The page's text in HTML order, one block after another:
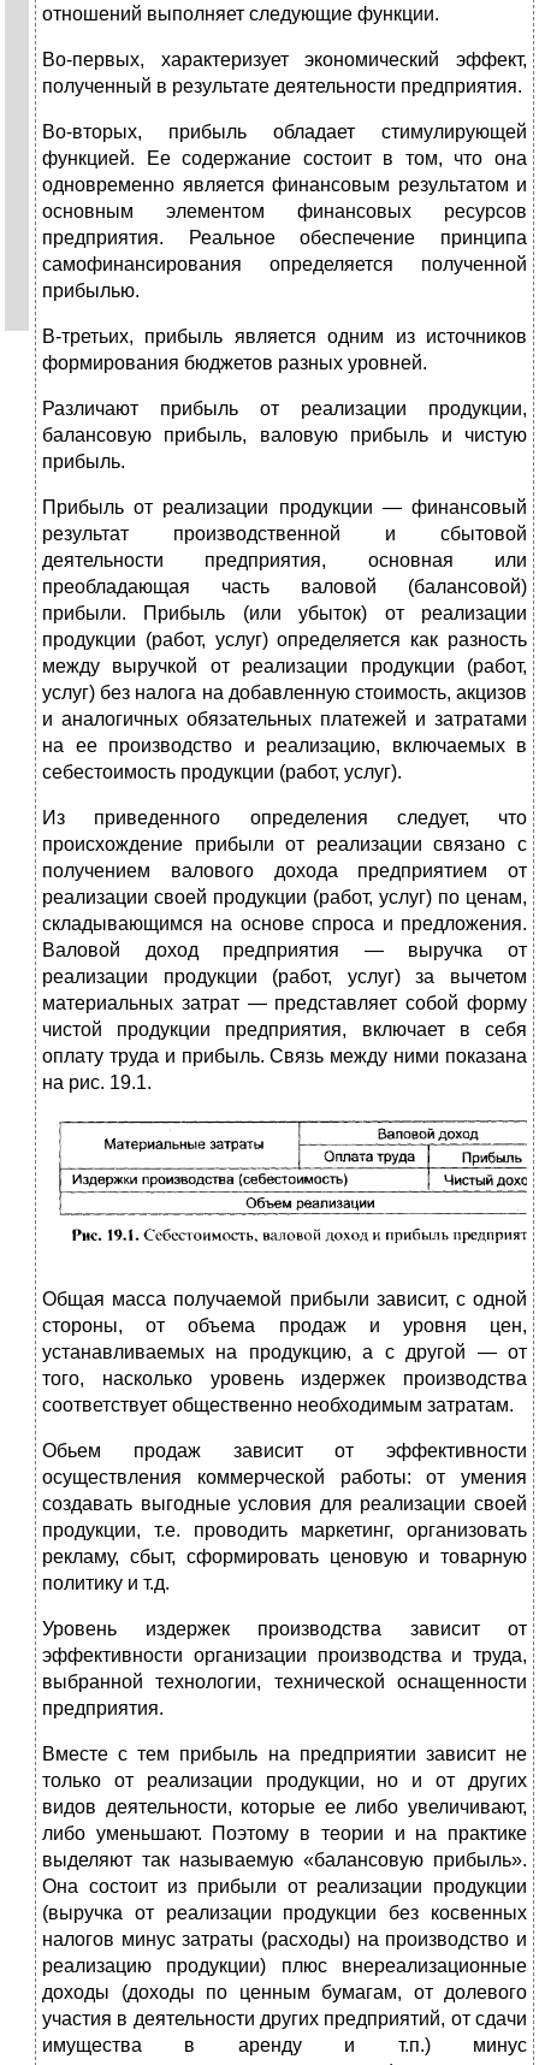
отношений выполняет следующие функции.
Во-первых, характеризует экономический эффект,
полученный в результате деятельности предприятия.
Во-вторых, прибыль обладает стимулирующей
функцией. Ее содержание состоит в том, что она
одновременно является финансовым результатом и
основным элементом финансовых ресурсов
предприятия. Реальное обеспечение принципа
самофинансирования определяется полученной
прибылью.
В-третьих, прибыль является одним из источников
формирования бюджетов разных уровней.
Различают прибыль от реализации продукции,
балансовую прибыль, валовую прибыль и чистую
прибыль.
Прибыль от реализации продукции — финансовый
результат производственной и сбытовой
деятельности предприятия, основная или
преобладающая часть валовой (балансовой)
прибыли. Прибыль (или убыток) от реализации
продукции (работ, услуг) определяется как разность
между выручкой от реализации продукции (работ,
услуг) без налога на добавленную стоимость, акцизов
и аналогичных обязательных платежей и затратами
на ее производство и реализацию, включаемых в
себестоимость продукции (работ, услуг).
Из приведенного определения следует, что
происхождение прибыли от реализации связано с
получением валового дохода предприятием от
реализации своей продукции (работ, услуг) по ценам,
складывающимся на основе спроса и предложения.
Валовой доход предприятия — выручка от
реализации продукции (работ, услуг) за вычетом
материальных затрат — представляет собой форму
чистой продукции предприятия, включает в себя
оплату труда и прибыль. Связь между ними показана
на рис. 19.1.
Общая масса получаемой прибыли зависит, с одной
стороны, от объема продаж и уровня цен,
устанавливаемых на продукцию, а с другой — от
того, насколько уровень издержек производства
соответствует общественно необходимым затратам.
Обьем продаж зависит от эффективности
осуществления коммерческой работы: от умения
создавать выгодные условия для реализации своей
продукции, т.е. проводить маркетинг, организовать
рекламу, сбыт, сформировать ценовую и товарную
политику и т.д.
Уровень издержек производства зависит от
эффективности организации производства и труда,
выбранной технологии, технической оснащенности
предприятия.
Вместе с тем прибыль на предприятии зависит не
только от реализации продукции, но и от других
видов деятельности, которые ее либо увеличивают,
либо уменьшают. Поэтому в теории и на практике
выделяют так называемую «балансовую прибыль».
Она состоит из прибыли от реализации продукции
(выручка от реализации продукции без косвенных
налогов минус затраты (расходы) на производство и
реализацию продукции) плюс внереализационные
доходы (доходы по ценным бумагам, от долевого
участия в деятельности других предприятий, от сдачи
имущества в аренду и т.п.) минус